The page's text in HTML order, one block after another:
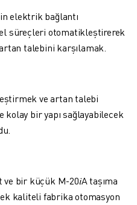
elektrik bağlantı
süreçleri otomatikleştirerek
talebini karşılamak.
ve artan talebi
kolay bir yapı sağlayabilecek
bir küçük M-20𝑖A taşıma
kaliteli fabrika otomasyon